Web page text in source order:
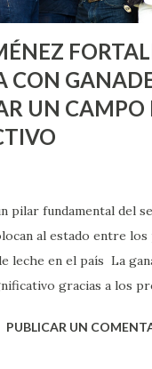
CON
UN CAMPO
pilar fundamental del
al estado entre los
leche en el país La
gracias a los
firme y
PUBLICAR UN